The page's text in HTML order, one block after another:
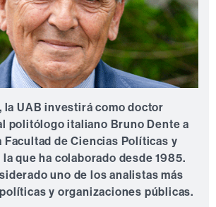
la UAB investirá como doctor
politólogo italiano Bruno Dente a
Facultad de Ciencias Políticas y
que ha colaborado desde 1985.
uno de los analistas más
y organizaciones públicas.